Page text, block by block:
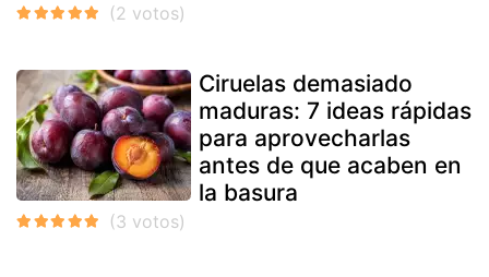
Ciruelas demasiado
maduras: 7 ideas rápidas
para aprovecharlas
antes de que acaben en
la basura